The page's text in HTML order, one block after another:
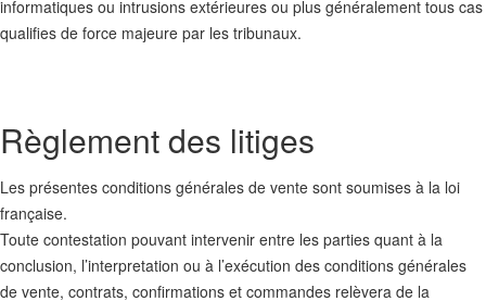
informatiques ou intrusions extérieures ou plus généralement tous cas
qualifies de force majeure par les tribunaux.
Règlement des litiges
Les présentes conditions générales de vente sont soumises à la loi
française.
Toute contestation pouvant intervenir entre les parties quant à la
conclusion, l’interpretation ou à l’exécution des conditions générales
de vente, contrats, confirmations et commandes relèvera de la